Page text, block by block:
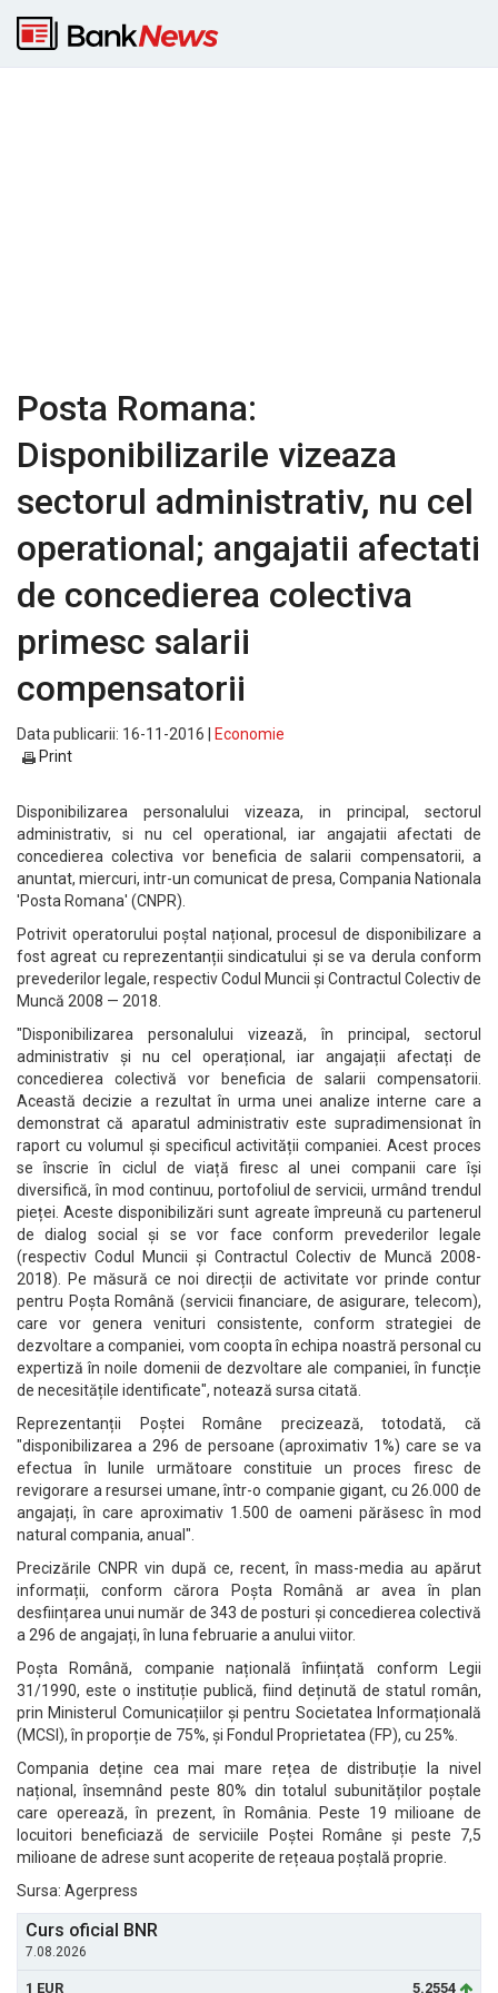
Posta Romana:
Disponibilizarile vizeaza
sectorul administrativ, nu cel
operational; angajatii afectati
de concedierea colectiva
primesc salarii
compensatorii
Data publicarii: 16-11-2016 |
Economie
Print
Disponibilizarea personalului vizeaza, in principal, sectorul
administrativ, si nu cel operational, iar angajatii afectati de
concedierea colectiva vor beneficia de salarii compensatorii, a
anuntat, miercuri, intr-un comunicat de presa, Compania Nationala
'Posta Romana' (CNPR).
Potrivit operatorului poștal național, procesul de disponibilizare a
fost agreat cu reprezentanții sindicatului și se va derula conform
prevederilor legale, respectiv Codul Muncii și Contractul Colectiv de
Muncă 2008 — 2018.
"Disponibilizarea personalului vizează, în principal, sectorul
administrativ și nu cel operațional, iar angajații afectați de
concedierea colectivă vor beneficia de salarii compensatorii.
Această decizie a rezultat în urma unei analize interne care a
demonstrat că aparatul administrativ este supradimensionat în
raport cu volumul și specificul activității companiei. Acest proces
se înscrie în ciclul de viață firesc al unei companii care își
diversifică, în mod continuu, portofoliul de servicii, urmând trendul
pieței. Aceste disponibilizări sunt agreate împreună cu partenerul
de dialog social și se vor face conform prevederilor legale
(respectiv Codul Muncii și Contractul Colectiv de Muncă 2008-
2018). Pe măsură ce noi direcții de activitate vor prinde contur
pentru Poșta Română (servicii financiare, de asigurare, telecom),
care vor genera venituri consistente, conform strategiei de
dezvoltare a companiei, vom coopta în echipa noastră personal cu
expertiză în noile domenii de dezvoltare ale companiei, în funcție
de necesitățile identificate", notează sursa citată.
Reprezentanții Poștei Române precizează, totodată, că
"disponibilizarea a 296 de persoane (aproximativ 1%) care se va
efectua în lunile următoare constituie un proces firesc de
revigorare a resursei umane, într-o companie gigant, cu 26.000 de
angajați, în care aproximativ 1.500 de oameni părăsesc în mod
natural compania, anual".
Precizările CNPR vin după ce, recent, în mass-media au apărut
informații, conform cărora Poșta Română ar avea în plan
desființarea unui număr de 343 de posturi și concedierea colectivă
a 296 de angajați, în luna februarie a anului viitor.
Poșta Română, companie națională înființată conform Legii
31/1990, este o instituție publică, fiind deținută de statul român,
prin Ministerul Comunicațiilor și pentru Societatea Informațională
(MCSI), în proporție de 75%, și Fondul Proprietatea (FP), cu 25%.
Compania deține cea mai mare rețea de distribuție la nivel
național, însemnând peste 80% din totalul subunităților poștale
care operează, în prezent, în România. Peste 19 milioane de
locuitori beneficiază de serviciile Poștei Române și peste 7,5
milioane de adrese sunt acoperite de rețeaua poștală proprie.
Sursa: Agerpress
Curs oficial BNR
7.08.2026
1 EUR 5.2554